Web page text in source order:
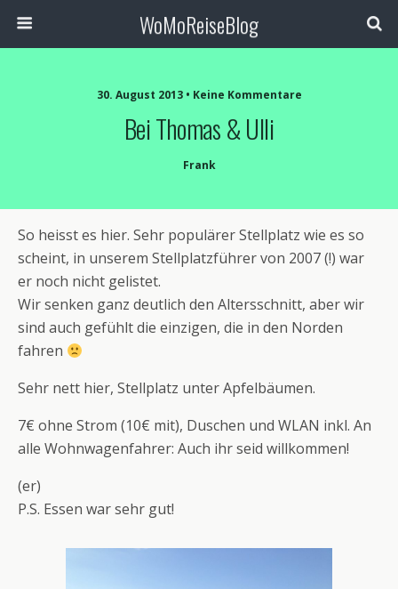
WoMoReiseBlog
30. August 2013 • Keine Kommentare
Bei Thomas & Ulli
Frank
So heisst es hier. Sehr populärer Stellplatz wie es so
scheint, in unserem Stellplatzführer von 2007 (!) war
er noch nicht gelistet.
Wir senken ganz deutlich den Altersschnitt, aber wir
sind auch gefühlt die einzigen, die in den Norden
fahren
Sehr nett hier, Stellplatz unter Apfelbäumen.
7€ ohne Strom (10€ mit), Duschen und WLAN inkl. An
alle Wohnwagenfahrer: Auch ihr seid willkommen!
(er)
P.S. Essen war sehr gut!